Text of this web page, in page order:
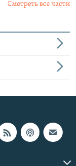
Смотреть все части